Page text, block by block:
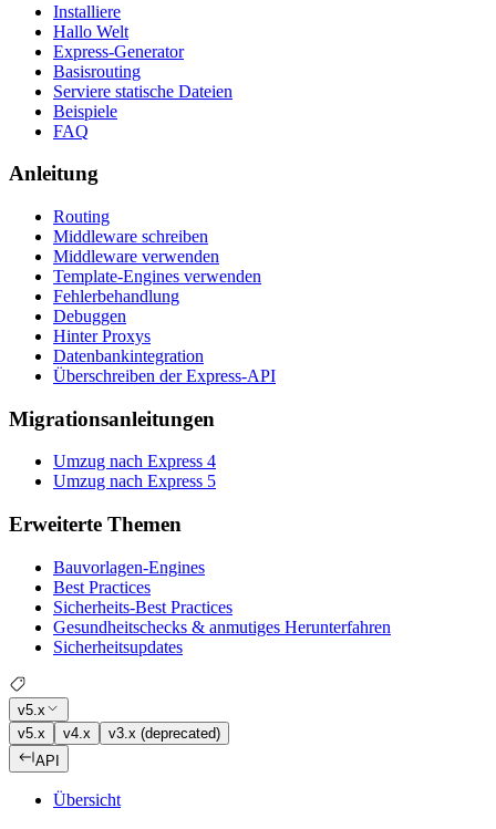
Installiere
Hallo Welt
Express-Generator
Basisrouting
Serviere statische Dateien
Beispiele
FAQ
Anleitung
Routing
Middleware schreiben
Middleware verwenden
Template-Engines verwenden
Fehlerbehandlung
Debuggen
Hinter Proxys
Datenbankintegration
Überschreiben der Express-API
Migrationsanleitungen
Umzug nach Express 4
Umzug nach Express 5
Erweiterte Themen
Bauvorlagen-Engines
Best Practices
Sicherheits-Best Practices
Gesundheitschecks & anmutiges Herunterfahren
Sicherheitsupdates
v5.x
v5.x
v4.x
v3.x (deprecated)
API
Übersicht